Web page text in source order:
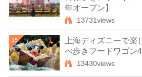
年オープン】
13731views
15
上海ディズニーで楽
べ歩きフードワゴン
13430views